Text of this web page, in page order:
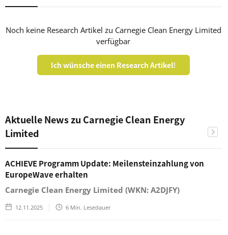
Noch keine Research Artikel zu Carnegie Clean Energy Limited
verfügbar
Ich wünsche einen Research Artikel!
Aktuelle News zu Carnegie Clean Energy
Limited
ACHIEVE Programm Update: Meilensteinzahlung von
EuropeWave erhalten
Carnegie Clean Energy Limited (WKN: A2DJFY)
12.11.2025 6 Min. Lesedauer